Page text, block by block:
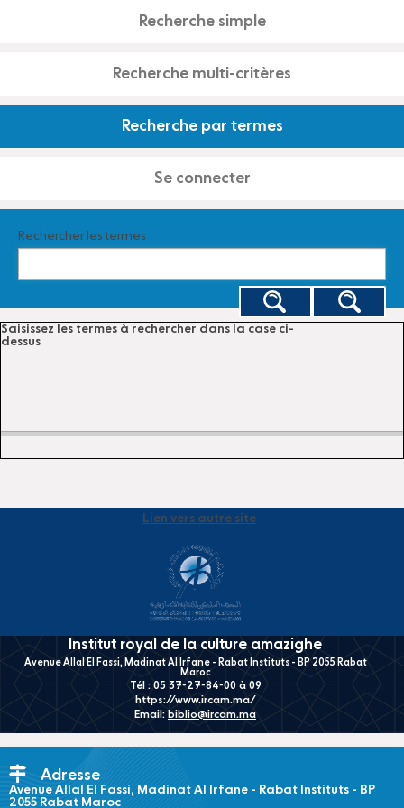
Recherche simple
Recherche multi-critères
Recherche par termes
Se connecter
Rechercher les termes
Lien vers autre site
Institut royal de la culture amazighe
Avenue Allal El Fassi, Madinat Al Irfane - Rabat Instituts - BP 2055 Rabat
Maroc
Tél : 05 37-27-84-00 à 09
https://www.ircam.ma/
Email: biblio@ircam.ma
Adresse
Avenue Allal El Fassi, Madinat Al Irfane - Rabat Instituts - BP
2055 Rabat Maroc